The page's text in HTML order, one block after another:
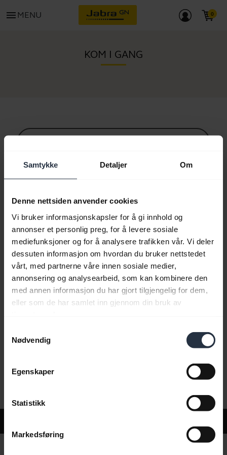
Samtykke Detaljer Om
Denne nettsiden anvender cookies
Vi bruker informasjonskapsler for å gi innhold og
annonser et personlig preg, for å levere sosiale
mediefunksjoner og for å analysere trafikken vår. Vi deler
dessuten informasjon om hvordan du bruker nettstedet
vårt, med partnerne våre innen sosiale medier,
annonsering og analysearbeid, som kan kombinere den
med annen informasjon du har gjort tilgjengelig for dem,
eller som de har samlet inn gjennom din bruk av
Nødvendig
Egenskaper
Statistikk
Markedsføring
menu MENU
KOM I GANG
Paringsveiledning for Bluetooth
Vanlige spørsmål
Produktdokumenter